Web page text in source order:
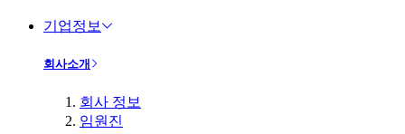
기업정보
회사소개
회사 정보
임원진